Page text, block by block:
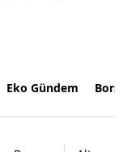
Eko Gündem